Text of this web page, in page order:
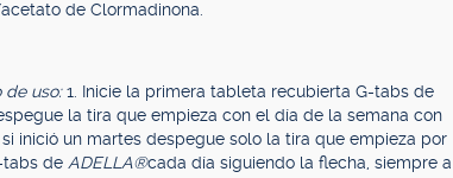
de Clormadinona.
de uso:1. Inicie la primera tableta recubierta G-tabs de
la tira que empieza con el día de la semana con
inició un martes despegue solo la tira que empieza por
tabs de ADELLA®cada día siguiendo la flecha, siempre a